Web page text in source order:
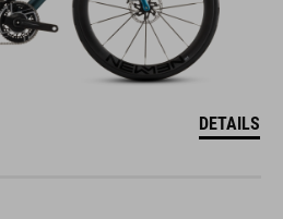
DETAILS